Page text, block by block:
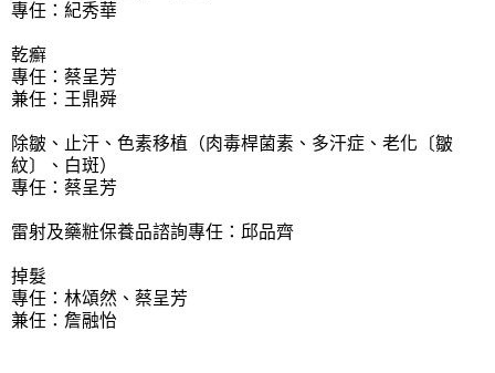
專任：紀秀華
乾癬
專任：蔡呈芳
兼任：王鼎舜
除皺、止汗、色素移植（肉毒桿菌素、多汗症、老化〔皺
紋〕、白斑）
專任：蔡呈芳
雷射及藥粧保養品諮詢專任：邱品齊
掉髮
專任：林頌然、蔡呈芳
兼任：詹融怡